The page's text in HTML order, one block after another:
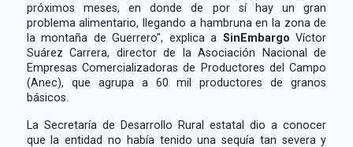
próximos meses, en donde de por sí hay un gran
problema alimentario, llegando a hambruna en la zona de
la montaña de Guerrero", explica a SinEmbargo Víctor
Suárez Carrera, director de la Asociación Nacional de
Empresas Comercializadoras de Productores del Campo
(Anec), que agrupa a 60 mil productores de granos
básicos.
La Secretaría de Desarrollo Rural estatal dio a conocer
que la entidad no había tenido una sequía tan severa y